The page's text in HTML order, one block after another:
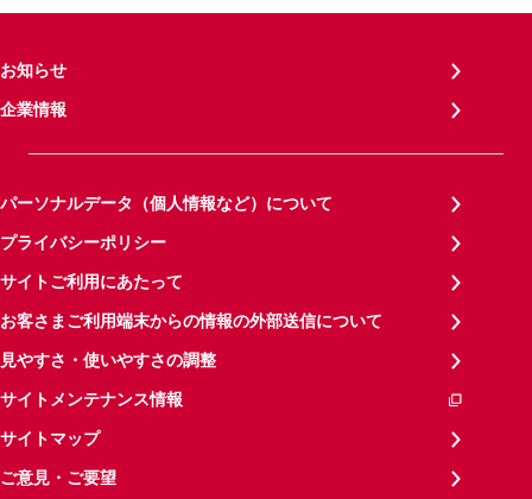
お知らせ
企業情報
パーソナルデータ（個人情報など）について
プライバシーポリシー
サイトご利用にあたって
お客さまご利用端末からの情報の外部送信について
見やすさ・使いやすさの調整
サイトメンテナンス情報
サイトマップ
ご意見・ご要望